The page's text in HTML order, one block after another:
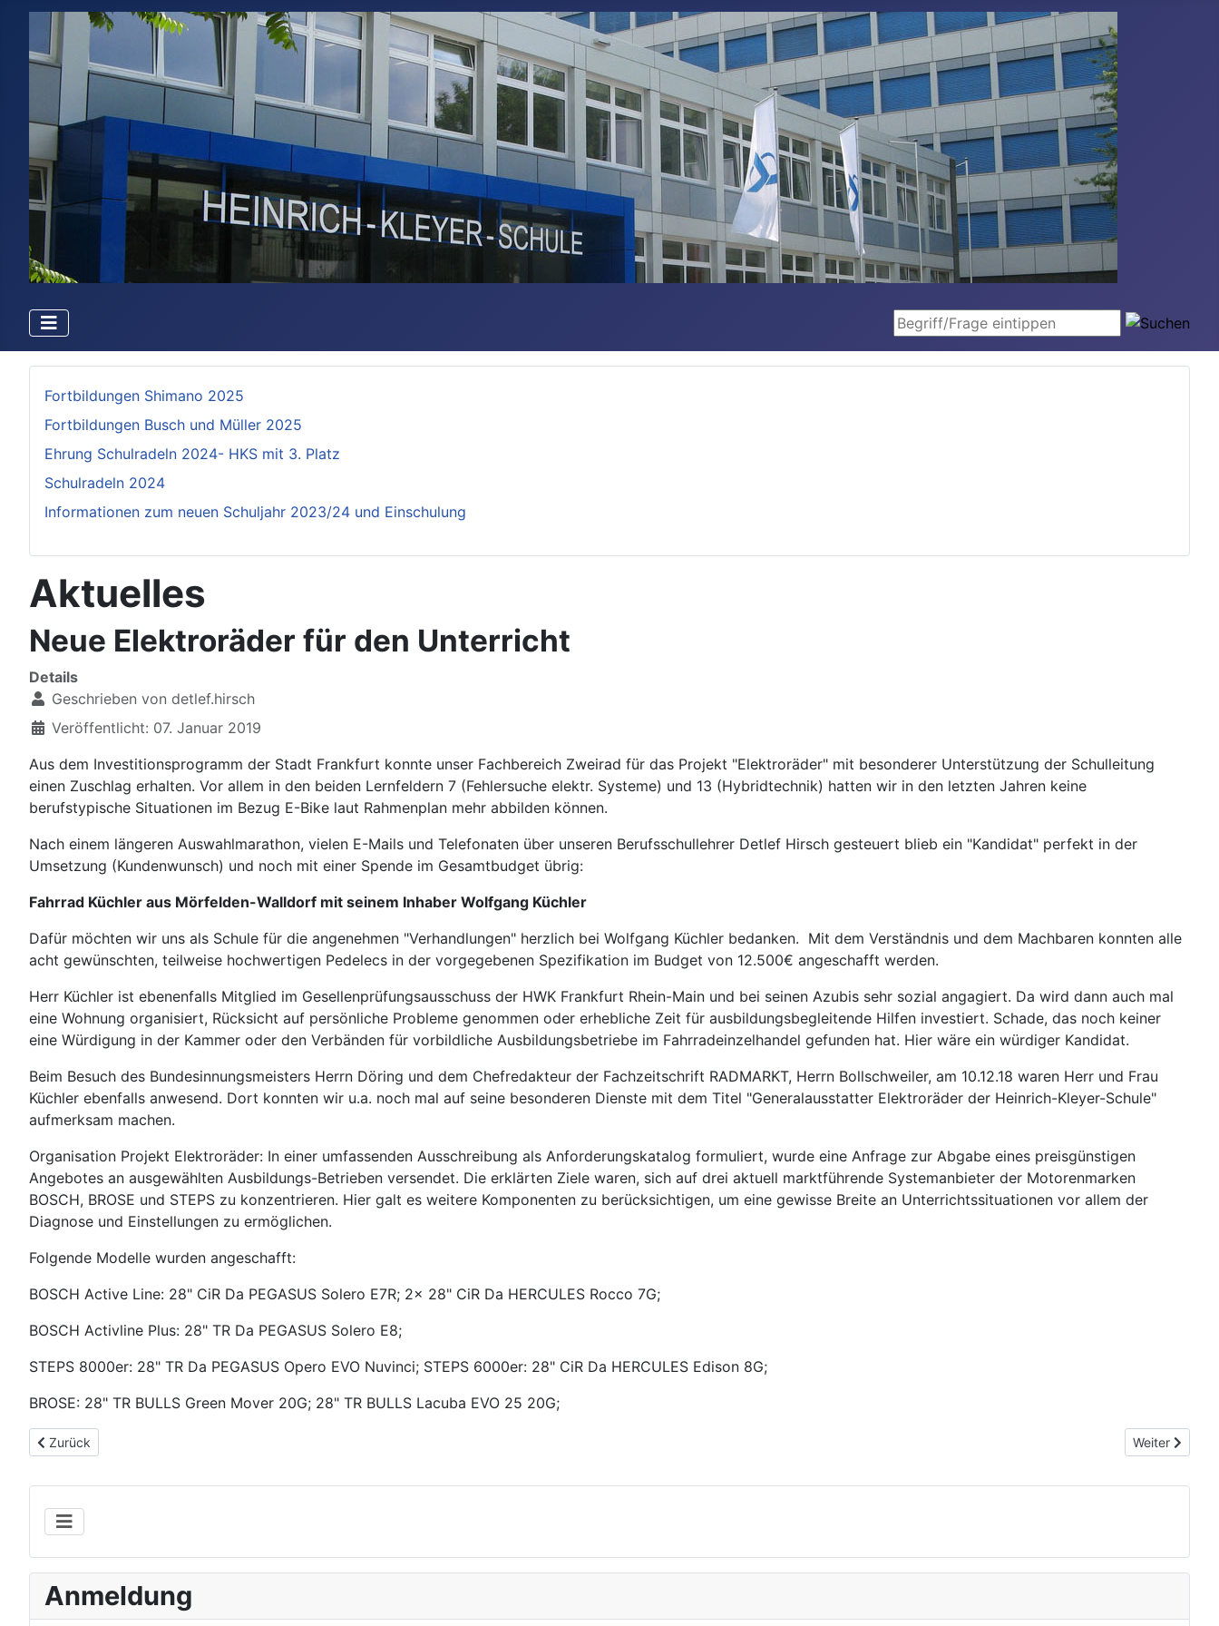
Begriff/Frage eintippen
Anmeldung
Fortbildungen Shimano 2025
Fortbildungen Busch und Müller 2025
Ehrung Schulradeln 2024- HKS mit 3. Platz
Schulradeln 2024
Informationen zum neuen Schuljahr 2023/24 und Einschulung
Aktuelles
Neue Elektroräder für den Unterricht
Details
Geschrieben von detlef.hirsch
Veröffentlicht: 07. Januar 2019
Aus dem Investitionsprogramm der Stadt Frankfurt konnte unser Fachbereich Zweirad für das Projekt "Elektroräder" mit besonderer Unterstützung der Schulleitung
einen Zuschlag erhalten. Vor allem in den beiden Lernfeldern 7 (Fehlersuche elektr. Systeme) und 13 (Hybridtechnik) hatten wir in den letzten Jahren keine
berufstypische Situationen im Bezug E-Bike laut Rahmenplan mehr abbilden können.
Nach einem längeren Auswahlmarathon, vielen E-Mails und Telefonaten über unseren Berufsschullehrer Detlef Hirsch gesteuert blieb ein "Kandidat" perfekt in der
Umsetzung (Kundenwunsch) und noch mit einer Spende im Gesamtbudget übrig:
Fahrrad Küchler aus Mörfelden-Walldorf mit seinem Inhaber Wolfgang Küchler
Dafür möchten wir uns als Schule für die angenehmen "Verhandlungen" herzlich bei Wolfgang Küchler bedanken. Mit dem Verständnis und dem Machbaren konnten alle
acht gewünschten, teilweise hochwertigen Pedelecs in der vorgegebenen Spezifikation im Budget von 12.500€ angeschafft werden.
Herr Küchler ist ebenenfalls Mitglied im Gesellenprüfungsausschuss der HWK Frankfurt Rhein-Main und bei seinen Azubis sehr sozial angagiert. Da wird dann auch mal
eine Wohnung organisiert, Rücksicht auf persönliche Probleme genommen oder erhebliche Zeit für ausbildungsbegleitende Hilfen investiert. Schade, das noch keiner
eine Würdigung in der Kammer oder den Verbänden für vorbildliche Ausbildungsbetriebe im Fahrradeinzelhandel gefunden hat. Hier wäre ein würdiger Kandidat.
Beim Besuch des Bundesinnungsmeisters Herrn Döring und dem Chefredakteur der Fachzeitschrift RADMARKT, Herrn Bollschweiler, am 10.12.18 waren Herr und Frau
Küchler ebenfalls anwesend. Dort konnten wir u.a. noch mal auf seine besonderen Dienste mit dem Titel "Generalausstatter Elektroräder der Heinrich-Kleyer-Schule"
aufmerksam machen.
Organisation Projekt Elektroräder: In einer umfassenden Ausschreibung als Anforderungskatalog formuliert, wurde eine Anfrage zur Abgabe eines preisgünstigen
Angebotes an ausgewählten Ausbildungs-Betrieben versendet. Die erklärten Ziele waren, sich auf drei aktuell marktführende Systemanbieter der Motorenmarken
BOSCH, BROSE und STEPS zu konzentrieren. Hier galt es weitere Komponenten zu berücksichtigen, um eine gewisse Breite an Unterrichtssituationen vor allem der
Diagnose und Einstellungen zu ermöglichen.
Folgende Modelle wurden angeschafft:
BOSCH Active Line: 28" CiR Da PEGASUS Solero E7R; 2x 28" CiR Da HERCULES Rocco 7G;
BOSCH Activline Plus: 28" TR Da PEGASUS Solero E8;
STEPS 8000er: 28" TR Da PEGASUS Opero EVO Nuvinci; STEPS 6000er: 28" CiR Da HERCULES Edison 8G;
BROSE: 28" TR BULLS Green Mover 20G; 28" TR BULLS Lacuba EVO 25 20G;
Vorheriger Beitrag: Spende BOSCH-Komponenten für Lehrzwecke
Zurück Nächster
Weiter